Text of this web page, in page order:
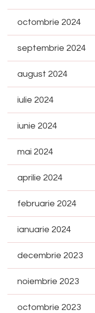
octombrie 2024
septembrie 2024
august 2024
iulie 2024
iunie 2024
mai 2024
aprilie 2024
februarie 2024
ianuarie 2024
decembrie 2023
noiembrie 2023
octombrie 2023